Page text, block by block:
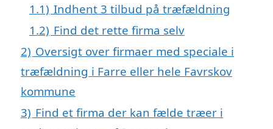
1.1) Indhent 3 tilbud på træfældning
1.2) Find det rette firma selv
2) Oversigt over firmaer med speciale i
træfældning i Farre eller hele Favrskov
kommune
3) Find et firma der kan fælde træer i